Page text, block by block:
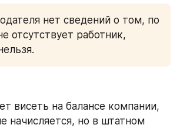
нет сведений о том, по
отсутствует работник,
висеть на балансе компании,
начисляется, но в штатном